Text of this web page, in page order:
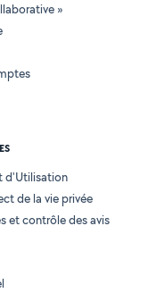
»
d'Utilisation
de la vie privée
et contrôle des avis